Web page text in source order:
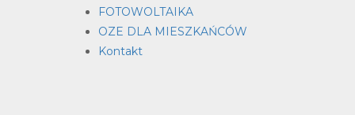
FOTOWOLTAIKA
OZE DLA MIESZKAŃCÓW
Kontakt